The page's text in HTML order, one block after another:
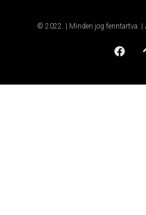
© 2022. | Minden jog fenntartva. |